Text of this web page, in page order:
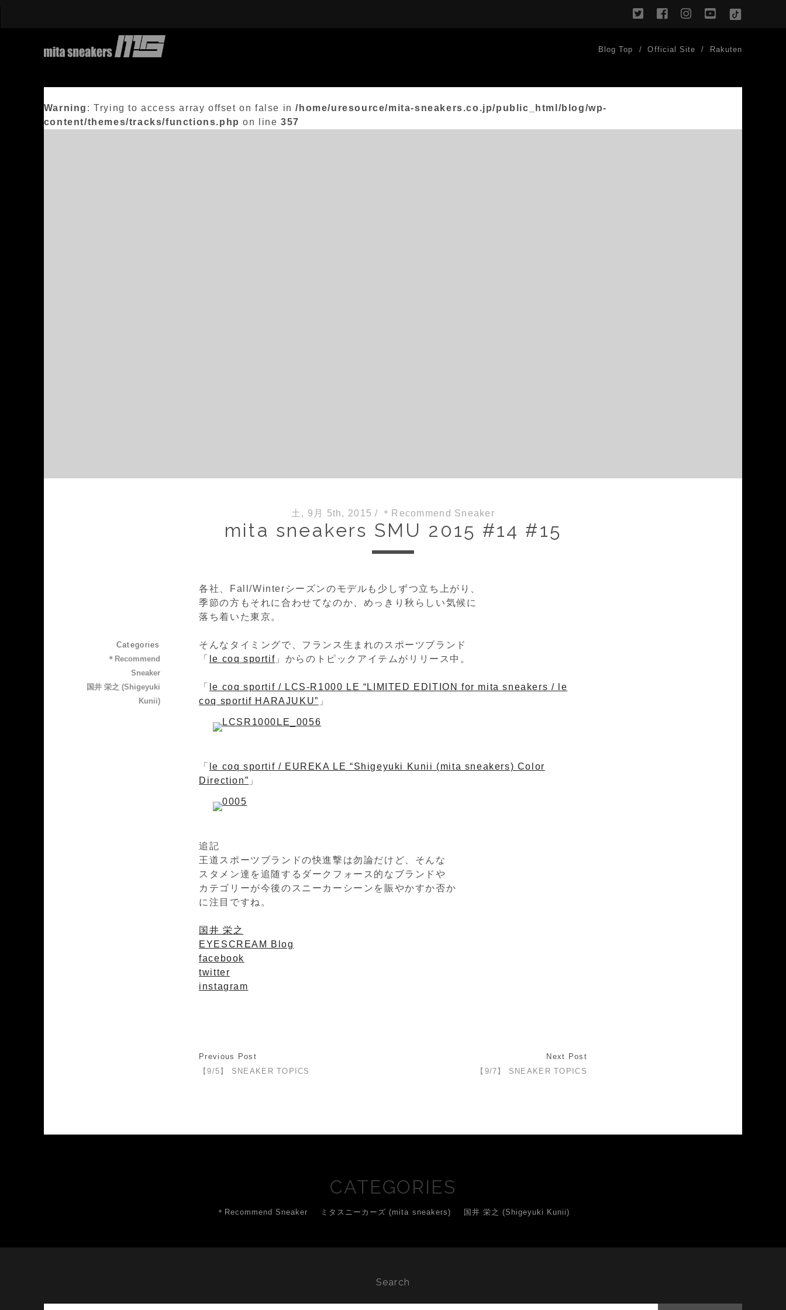
twitterfacebookinstagram
youtube
TikTok
Blog Top Official Site Rakuten
Warning : Trying to access array offset on false in/home/uresource/mita-sneakers.co.jp/public_html/blog/wp-
content/themes/tracks/functions.php on line357
土, 9月 5th, 2015 / ＊Recommend Sneaker
mita sneakers SMU 2015 #14 #15
各社、Fall/Winterシーズンのモデルも少しずつ立ち上がり、
季節の方もそれに合わせてなのか、めっきり秋らしい気候に
落ち着いた東京。
そんなタイミングで、フランス生まれのスポーツブランド
「
le coq sportif 」からのトピックアイテムがリリース中。
「
le coq sportif / LCS-R1000 LE “LIMITED EDITION for mita sneakers / le
coq sportif HARAJUKU” 」
「
le coq sportif / EUREKA LE “Shigeyuki Kunii (mita sneakers) Color
Direction” 」
追記
王道スポーツブランドの快進撃は勿論だけど、そんな
スタメン達を追随するダークフォース的なブランドや
カテゴリーが今後のスニーカーシーンを賑やかすか否か
に注目ですね。
国井 栄之
EYESCREAM Blog
facebook
twitter
instagram
Previous Post
【9/5】 SNEAKER TOPICS
Next Post
【9/7】 SNEAKER TOPICS
Categories
＊Recommend
Sneaker
国井 栄之 (Shigeyuki
Kunii)
CATEGORIES
＊Recommend Sneaker ミタスニーカーズ (mita sneakers) 国井 栄之 (Shigeyuki Kunii)
Search